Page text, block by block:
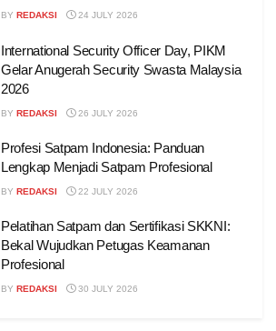
BY REDAKSI 24 JULY 2026
International Security Officer Day, PIKM
Gelar Anugerah Security Swasta Malaysia
2026
BY REDAKSI 26 JULY 2026
Profesi Satpam Indonesia: Panduan
Lengkap Menjadi Satpam Profesional
BY REDAKSI 22 JULY 2026
Pelatihan Satpam dan Sertifikasi SKKNI:
Bekal Wujudkan Petugas Keamanan
Profesional
BY REDAKSI 30 JULY 2026